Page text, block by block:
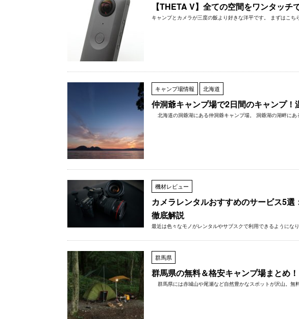
【THETA V】全ての空間をワンタッチ
キャンプとカメラが三度の飯より好きな洋平です。 まずはこ
キャンプ場情報 北海道
仲洞爺キャンプ場で2日間のキャンプ！
北海道の洞爺湖にある仲洞爺キャンプ場。 洞爺湖の湖畔にあ
機材レビュー
カメラレンタルおすすめのサービス5
徹底解説
最近は色々なモノがレンタルやサブスクで利用できるようにな
群馬県
群馬県の無料＆格安キャンプ場まとめ！
群馬県には赤城山や尾瀬など自然豊かなスポットが沢山。無